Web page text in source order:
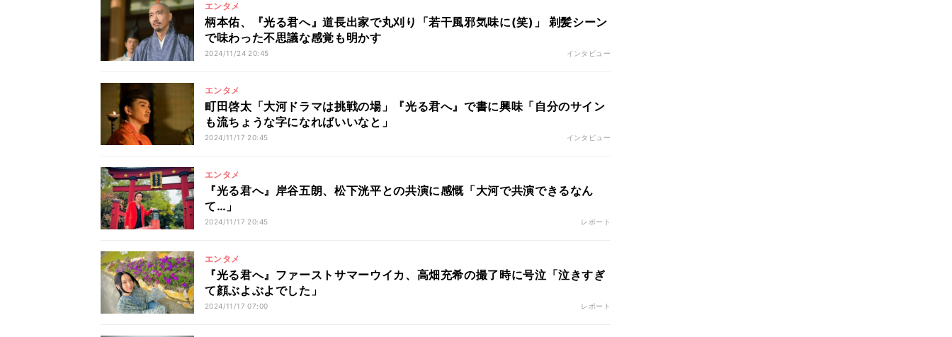
エンタメ
柄本佑、『光る君へ』道長出家で丸刈り「若干風邪気味に(笑)」 剃髪シーン
で味わった不思議な感覚も明かす
2024/11/24 20:45 インタビュー
エンタメ
町田啓太「大河ドラマは挑戦の場」『光る君へ』で書に興味「自分のサイン
も流ちょうな字になればいいなと」
2024/11/17 20:45 インタビュー
エンタメ
『光る君へ』岸谷五朗、松下洸平との共演に感慨「大河で共演できるなん
て…」
2024/11/17 20:45 レポート
エンタメ
『光る君へ』ファーストサマーウイカ、高畑充希の撮了時に号泣「泣きすぎ
て顔ぶよぶよでした」
2024/11/17 07:00 レポート